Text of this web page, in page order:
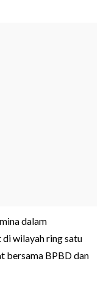
dalam
wilayah ring satu
bersama BPBD dan